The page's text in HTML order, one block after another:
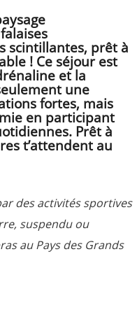
scintillantes, prêt à
! Ce séjour est
et la
une
fortes, mais
en participant
Prêt à
t’attendent au
des activités sportives
suspendu ou
au Pays des Grands